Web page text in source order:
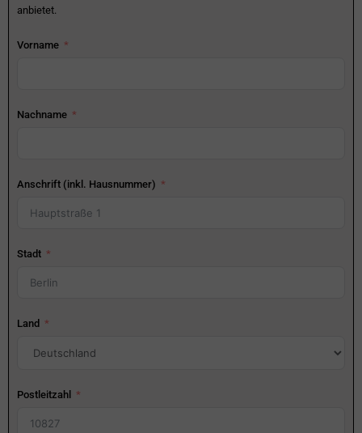
anbietet.
Vorname
Nachname
Anschrift (inkl. Hausnummer)
Stadt
Land
Postleitzahl